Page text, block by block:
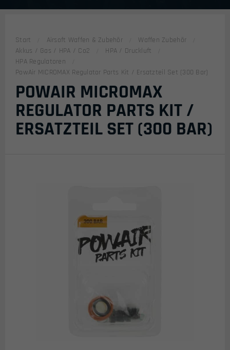
Start Airsoft Waffen & Zubehör
Waffen Zubehör
Akkus / Gas / HPA / Co2
HPA / Druckluft
HPA Regulatoren
PowAir MICROMAX Regulator Parts Kit / Ersatzteil Set (300 Bar)
POWAIR MICROMAX
REGULATOR PARTS KIT /
ERSATZTEIL SET (300 BAR)